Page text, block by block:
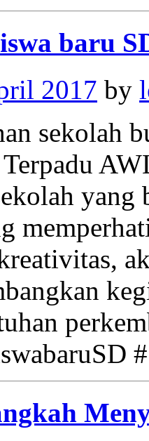
baru
2017 by
sekolah
yang